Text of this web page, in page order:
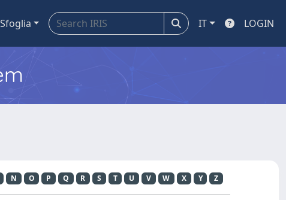
Sfoglia IT LOGIN
N O P Q R S T U V W X Y Z